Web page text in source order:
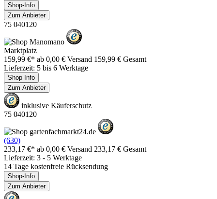
Shop-Info
Zum Anbieter
75 040120
Marktplatz
159,99 €* ab 0,00 € Versand 159,99 € Gesamt
Lieferzeit: 5 bis 6 Werktage
Shop-Info
Zum Anbieter
inklusive Käuferschutz
75 040120
(630)
233,17 €* ab 0,00 € Versand 233,17 € Gesamt
Lieferzeit: 3 - 5 Werktage
14 Tage kostenfreie Rücksendung
Shop-Info
Zum Anbieter